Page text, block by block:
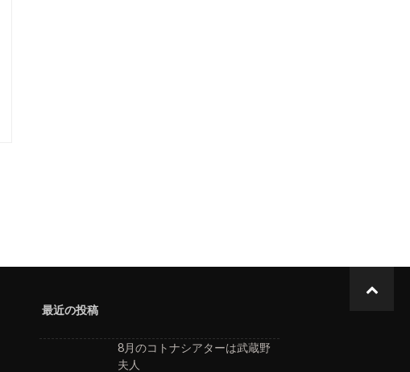
最近の投稿
8月のコトナシアターは武蔵野
夫人